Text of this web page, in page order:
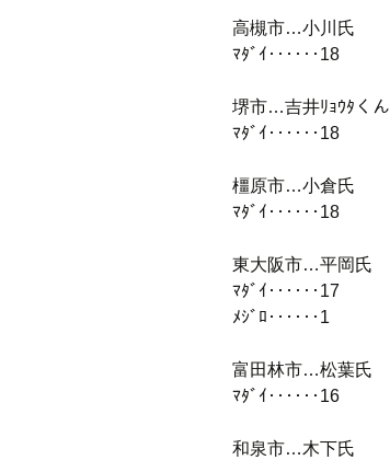
高槻市…小川氏
ﾏﾀﾞｲ‥‥‥18
堺市…吉井ﾘｮｳﾀくん
ﾏﾀﾞｲ‥‥‥18
橿原市…小倉氏
ﾏﾀﾞｲ‥‥‥18
東大阪市…平岡氏
ﾏﾀﾞｲ‥‥‥17
ﾒｼﾞﾛ‥‥‥1
富田林市…松葉氏
ﾏﾀﾞｲ‥‥‥16
和泉市…木下氏